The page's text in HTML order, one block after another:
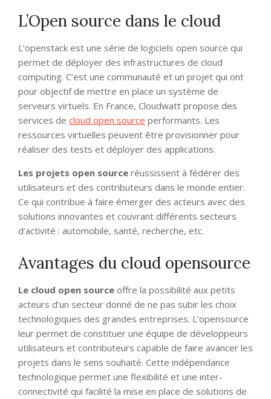
L’Open source dans le cloud
L’openstack est une série de logiciels open source qui
permet de déployer des infrastructures de cloud
computing. C’est une communauté et un projet qui ont
pour objectif de mettre en place un système de
serveurs virtuels. En France, Cloudwatt propose des
services de cloud open source performants. Les
ressources virtuelles peuvent être provisionner pour
réaliser des tests et déployer des applications.
Les projets open source réussissent à fédérer des
utilisateurs et des contributeurs dans le monde entier.
Ce qui contribue à faire émerger des acteurs avec des
solutions innovantes et couvrant différents secteurs
d’activité : automobile, santé, recherche, etc.
Avantages du cloud opensource
Le cloud open source offre la possibilité aux petits
acteurs d’un secteur donné de ne pas subir les choix
technologiques des grandes entreprises. L’opensource
leur permet de constituer une équipe de développeurs
utilisateurs et contributeurs capable de faire avancer les
projets dans le sens souhaité. Cette indépendance
technologique permet une flexibilité et une inter-
connectivité qui facilité la mise en place de solutions de